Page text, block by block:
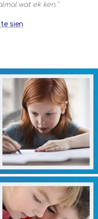
wat ek ken."
sien